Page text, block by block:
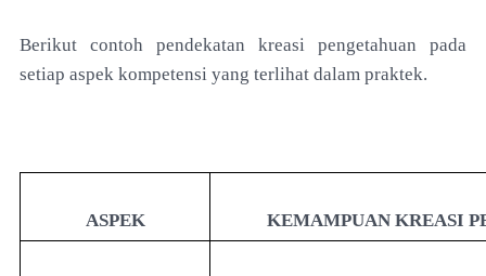
Berikut contoh pendekatan kreasi pengetahuan pada
setiap aspek kompetensi yang terlihat dalam praktek.
ASPEK KEMAMPUAN KREASI